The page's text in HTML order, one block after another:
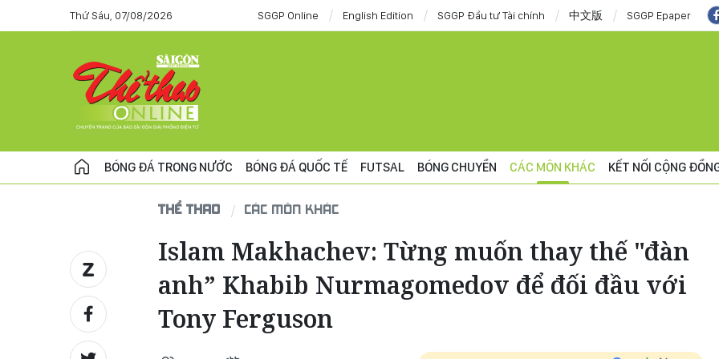
Thứ Sáu, 07/08/2026 SGGP Online English Edition SGGP Đầu tư Tài chính 中文版 SGGP Epaper
BÓNG ĐÁ TRONG NƯỚC BÓNG ĐÁ QUỐC TẾ FUTSAL BÓNG CHUYỀN CÁC MÔN KHÁC KẾT NỐI CỘNG
THỂ THAO CÁC MÔN KHÁC
Islam Makhachev: Từng muốn thay thế "đàn
anh” Khabib Nurmagomedov để đối đầu với
Tony Ferguson